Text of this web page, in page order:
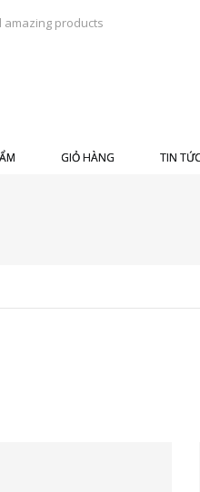
GIỎ HÀNG TIN